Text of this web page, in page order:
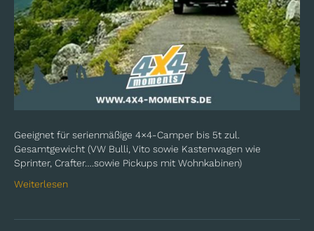
Geeignet für serienmäßige 4×4-Camper bis 5t zul.
Gesamtgewicht (VW Bulli, Vito sowie Kastenwagen wie
Sprinter, Crafter….sowie Pickups mit Wohnkabinen)
Weiterlesen